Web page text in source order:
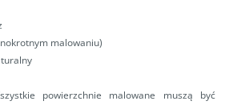
malowaniu)
powierzchnie malowane muszą być